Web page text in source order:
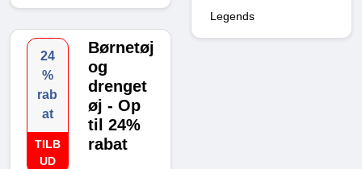
24
%
rab
at
TILB
UD
Børnetøj
og
drenget
øj - Op
til 24%
rabat
Legends